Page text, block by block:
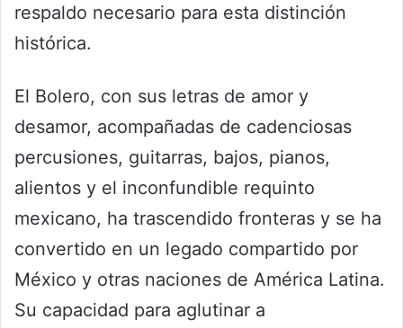
respaldo necesario para esta distinción
histórica.
El Bolero, con sus letras de amor y
desamor, acompañadas de cadenciosas
percusiones, guitarras, bajos, pianos,
alientos y el inconfundible requinto
mexicano, ha trascendido fronteras y se ha
convertido en un legado compartido por
México y otras naciones de América Latina.
Su capacidad para aglutinar a